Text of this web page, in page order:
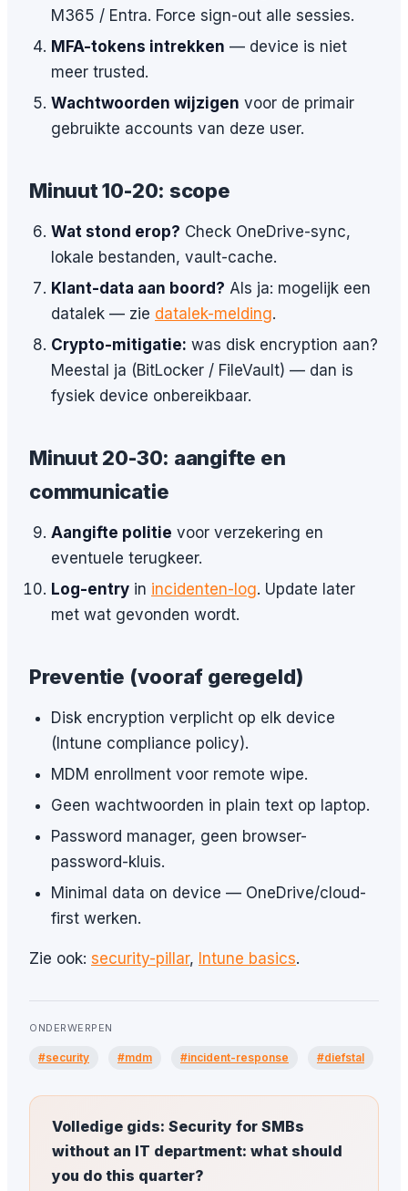
M365 / Entra. Force sign-out alle sessies.
MFA-tokens intrekken — device is niet
meer trusted.
Wachtwoorden wijzigen voor de primair
gebruikte accounts van deze user.
Minuut 10-20: scope
Wat stond erop? Check OneDrive-sync,
lokale bestanden, vault-cache.
Klant-data aan boord? Als ja: mogelijk een
datalek — zie datalek-melding.
Crypto-mitigatie: was disk encryption aan?
Meestal ja (BitLocker / FileVault) — dan is
fysiek device onbereikbaar.
Minuut 20-30: aangifte en
communicatie
Aangifte politie voor verzekering en
eventuele terugkeer.
Log-entry in incidenten-log. Update later
met wat gevonden wordt.
Preventie (vooraf geregeld)
Disk encryption verplicht op elk device
(Intune compliance policy).
MDM enrollment voor remote wipe.
Geen wachtwoorden in plain text op laptop.
Password manager, geen browser-
password-kluis.
Minimal data on device — OneDrive/cloud-
first werken.
Zie ook: security-pillar, Intune basics.
ONDERWERPEN
#security #mdm #incident-response #diefstal
Volledige gids: Security for SMBs
without an IT department: what should
you do this quarter?